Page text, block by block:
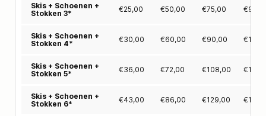
Skis + Schoenen +
Stokken 3*
€25,00 €50,00 €75,00 €
Skis + Schoenen +
Stokken 4*
€30,00 €60,00 €90,00 €
Skis + Schoenen +
Stokken 5*
€36,00 €72,00 €108,00 €
Skis + Schoenen +
Stokken 6*
€43,00 €86,00 €129,00 €